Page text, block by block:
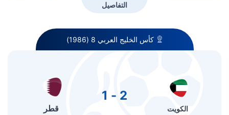
التفاصيل
كأس الخليج العربي 8 (1986)
الكويت
2 - 1
قطر